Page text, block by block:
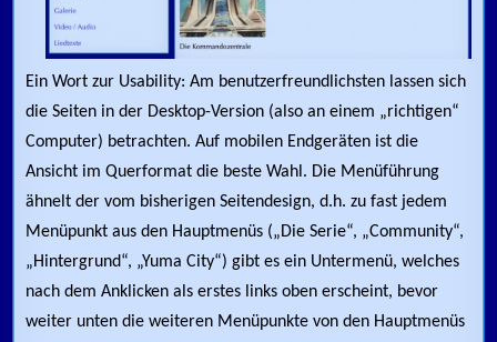
Ein Wort zur Usability: Am benutzerfreundlichsten lassen sich
die Seiten in der Desktop-Version (also an einem „richtigen“
Computer) betrachten. Auf mobilen Endgeräten ist die
Ansicht im Querformat die beste Wahl. Die Menüführung
ähnelt der vom bisherigen Seitendesign, d.h. zu fast jedem
Menüpunkt aus den Hauptmenüs („Die Serie“, „Community“,
„Hintergrund“, „Yuma City“) gibt es ein Untermenü, welches
nach dem Anklicken als erstes links oben erscheint, bevor
weiter unten die weiteren Menüpunkte von den Hauptmenüs